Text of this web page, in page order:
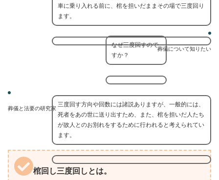
車に乗り入れる前に、棺を担いだままその場で三度回り
ます。
葬儀について知りたい
なぜ三度回すので
すか？
葬儀と法要の研究家
三度回す方向や回数には諸説ありますが、一般的には、
死者をあの世に送り出すため、また、棺を担いだ人たち
が故人とのお別れをするために行われると考えられてい
ます。
棺回し三度回しとは。